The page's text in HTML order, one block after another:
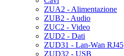
ZUA2 - Alimentazione
ZUB2 - Audio
ZUC2 - Video
ZUD2 - Dati
ZUD31 - Lan-Wan RJ45
ZUD32 - USB